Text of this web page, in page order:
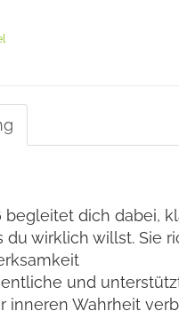
begleitet dich dabei,
du wirklich willst. Sie
und
inneren Wahrheit